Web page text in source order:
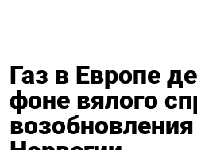
Газ в Европе
фоне вялого